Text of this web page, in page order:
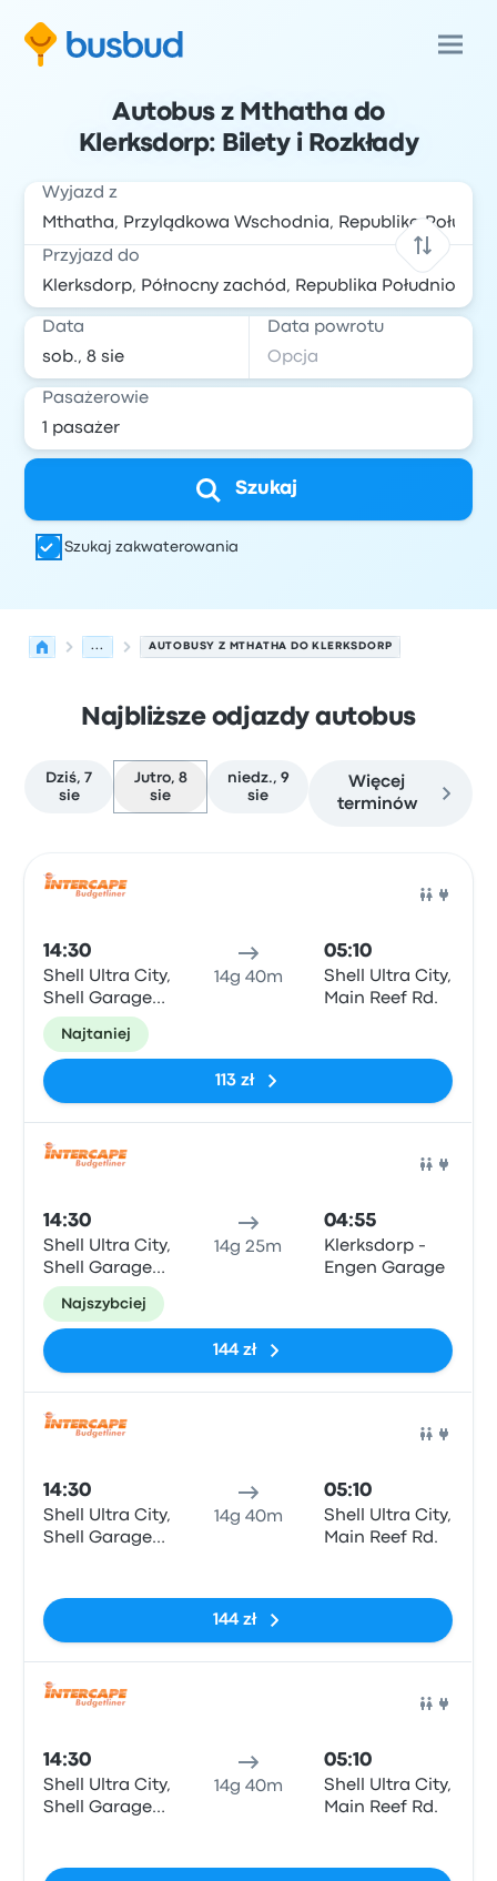
Autobus z Mthatha do
Klerksdorp: Bilety i Rozkłady
Wyjazd z
Przyjazd do
Data Data powrotu
Pasażerowie
Szukaj
Szukaj zakwaterowania
... AUTOBUSY Z MTHATHA DO KLERKSDORP
Najbliższe odjazdy autobus
Dziś, 7
sie
Jutro, 8
sie
niedz., 9
sie
Więcej
terminów
14:30
Shell Ultra City,
Shell Garage
N2
14g 40m
05:10
Shell Ultra City,
Main Reef Rd.
Najtaniej
113 zł
14:30
Shell Ultra City,
Shell Garage
N2
14g 25m
04:55
Klerksdorp -
Engen Garage
Najszybciej
144 zł
14:30
Shell Ultra City,
Shell Garage
14g 40m
05:10
Shell Ultra City,
Main Reef Rd.
144 zł
14:30
Shell Ultra City,
Shell Garage
14g 40m
05:10
Shell Ultra City,
Main Reef Rd.